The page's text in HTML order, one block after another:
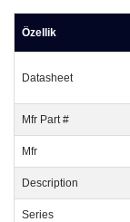
Özellik
Datasheet
Mfr Part #
Mfr
Description
Series